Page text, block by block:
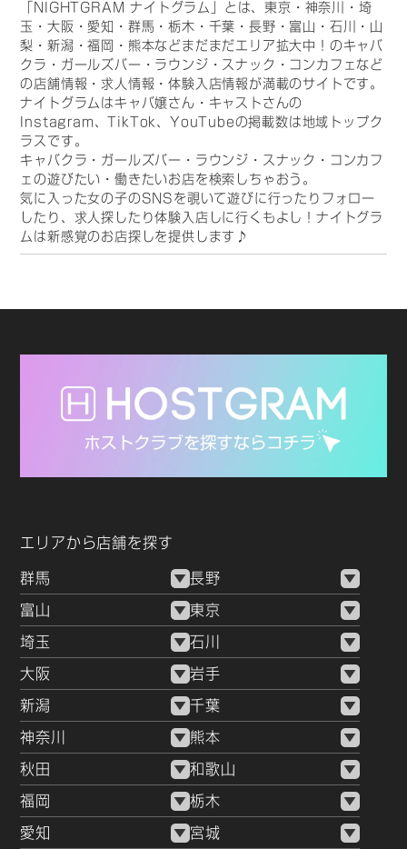
「NIGHTGRAM ナイトグラム」とは、東京・神奈川・埼
玉・大阪・愛知・群馬・栃木・千葉・長野・富山・石川・山
梨・新潟・福岡・熊本などまだまだエリア拡大中！のキャバ
クラ・ガールズバー・ラウンジ・スナック・コンカフェなど
の店舗情報・求人情報・体験入店情報が満載のサイトです。
ナイトグラムはキャバ嬢さん・キャストさんの
Instagram、TikTok、YouTubeの掲載数は地域トップク
ラスです。
キャバクラ・ガールズバー・ラウンジ・スナック・コンカフ
ェの遊びたい・働きたいお店を検索しちゃおう。
気に入った女の子のSNSを覗いて遊びに行ったりフォロー
したり、求人探したり体験入店しに行くもよし！ナイトグラ
ムは新感覚のお店探しを提供します♪
エリアから店舗を探す
群馬 長野
富山 東京
埼玉 石川
大阪 岩手
新潟 千葉
神奈川 熊本
秋田 和歌山
福岡 栃木
愛知 宮城